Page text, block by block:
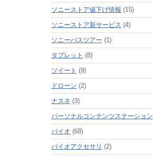
ソニーストア値下げ情報 (15)
ソニーストア新サービス (4)
ソニーバスツアー (1)
タブレット (8)
ツイート (9)
ドローン (2)
ナスネ (3)
パーソナルコンテンツステーション
バイオ (68)
バイオアクセサリ (2)